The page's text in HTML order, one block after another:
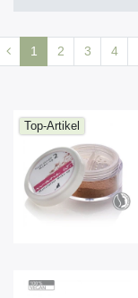
1 2 3 4
Top-Artikel